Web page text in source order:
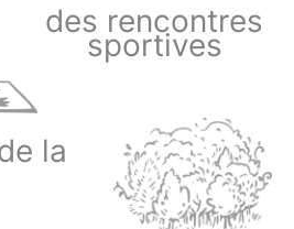
des rencontres
sportives
la